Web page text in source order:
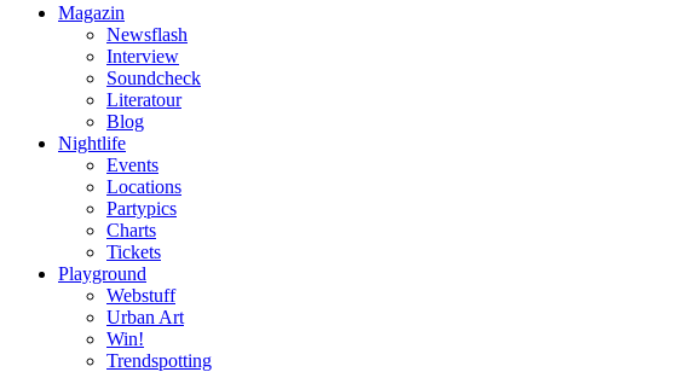
Magazin
Newsflash
Interview
Soundcheck
Literatour
Blog
Nightlife
Events
Locations
Partypics
Charts
Tickets
Playground
Webstuff
Urban Art
Win!
Trendspotting